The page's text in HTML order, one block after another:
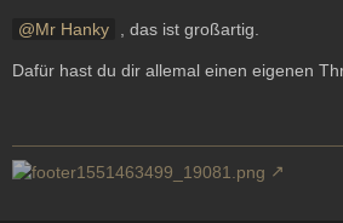
Mr Hanky , das ist großartig.
Dafür hast du dir allemal einen eigenen